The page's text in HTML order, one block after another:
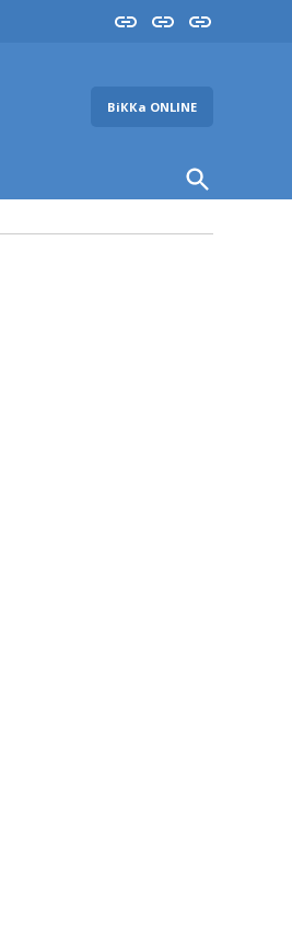
InstaYouTube
FB
ВіККа ONLINE
Open
Search